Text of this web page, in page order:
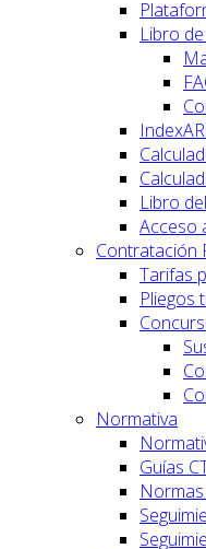
Libro
Libro
Acceso
Contratación
Tarifas
Pliegos
Normativa
Guías